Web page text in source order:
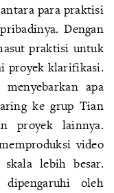
para praktisi
Dengan
praktisi untuk
proyek klarifikasi.
apa
ke grup Tian
proyek lainnya.
video
lebih besar.
oleh